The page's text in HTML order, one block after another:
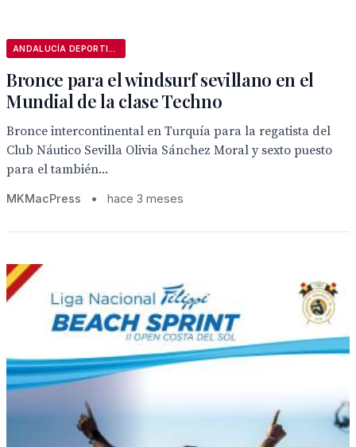
Bronce para el windsurf sevillano en el
Mundial de la clase Techno
Bronce intercontinental en Turquía para la regatista del
Club Náutico Sevilla Olivia Sánchez Moral y sexto puesto
para el también...
MKMacPress • hace 3 meses